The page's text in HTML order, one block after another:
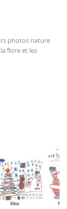
photos nature
flore et les